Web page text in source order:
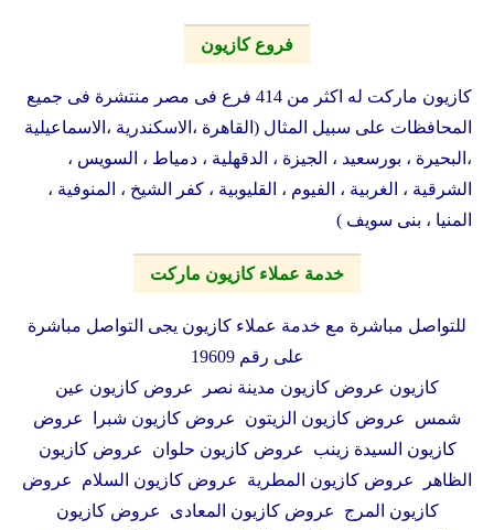
فروع كازيون
كازيون ماركت له اكثر من 414 فرع فى مصر منتشرة فى جميع
المحافظات على سبيل المثال (القاهرة ،الاسكندرية ،الاسماعيلية
،البحيرة ، بورسعيد ، الجيزة ، الدقهلية ، دمياط ، السويس ،
الشرقية ، الغربية ، الفيوم ، القليوبية ، كفر الشيخ ، المنوفية ،
المنيا ، بنى سويف )
خدمة عملاء كازيون ماركت
للتواصل مباشرة مع خدمة عملاء كازيون يجى التواصل مباشرة
على رقم 19609
كازيون عروض كازيون مدينة نصر عروض كازيون عين
شمس عروض كازيون الزيتون عروض كازيون شبرا عروض
كازيون السيدة زينب عروض كازيون حلوان عروض كازيون
الظاهر عروض كازيون المطرية عروض كازيون السلام عروض
كازيون المرج عروض كازيون المعادى عروض كازيون